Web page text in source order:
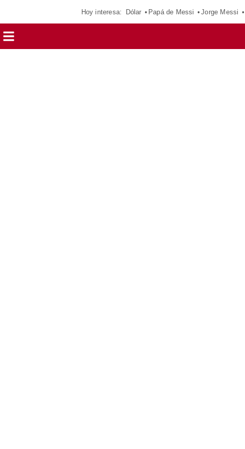
Hoy interesa: Dólar Papá de Messi Jorge Messi